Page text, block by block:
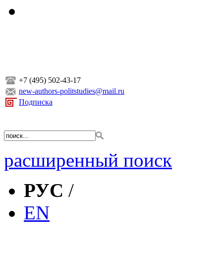
+7 (495) 502-43-17
new-authors-politstudies@mail.ru
Подписка
расширенный поиск
РУС /
EN